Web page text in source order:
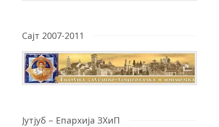
Сајт 2007-2011
Јутјуб – Епархија ЗХиП